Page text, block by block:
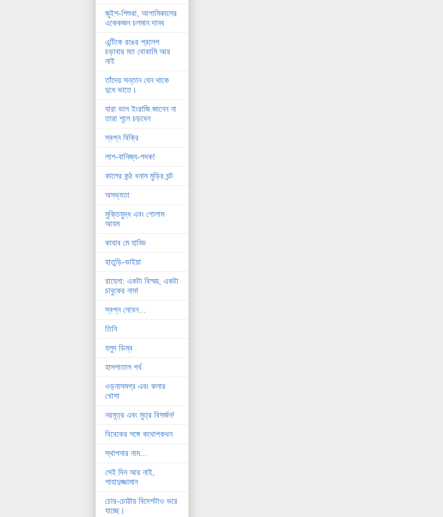
জুইশ-শিশুরা, আগামিকালের
একেকজন চলমান দানব
এন্টিকে রঙের প্রলেপ
চড়াবার মত বোকামি আর
নাই
তাঁদের সন্তান যেন থাকে
দুধে ভাতে।
যারা ভাল ইংরাজি জানেন না
তারা শূলে চড়বেন
স্বপ্ন বিক্রি
লাশ-বানিজ্য-পদক!
কালের কন্ঠ বনাম মুড়ির ঘন্ট
অসভ্যতা
মুক্তিযুদ্ধ এবং গোলাম
আযম
কাবাব মে হাড্ডি
হাতুড়ি-ভাইয়া
রাহেলা: একটা বিস্ময়, একটা
চাবুকের নাম!
স্বপ্ন নেবেন...
তিনি
হলুদ ডিম্ব
হাসপাতাল পর্ব
ওড়নাসমগ্র এবং কলার
খোসা
নরমূত্র এবং মুত্র বিসর্জন!
বিবেকের সঙ্গে কথোপকথন
স্থাপনার নাম...
সেই দিন আর নাই,
শাহাদুজ্জামান
চোর-চোট্টায় বিদেশটাও ভরে
যাচ্ছে।